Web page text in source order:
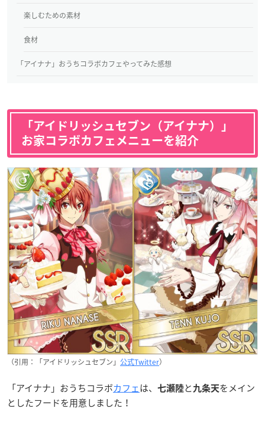
楽しむための素材
食材
「アイナナ」おうちコラボカフェやってみた感想
「アイドリッシュセブン（アイナナ）」
お家コラボカフェメニューを紹介
（引用：「アイドリッシュセブン」 公式Twitter）
「アイナナ」おうちコラボカフェは、 七瀬陸と 九条天をメイン
としたフードを用意しました！